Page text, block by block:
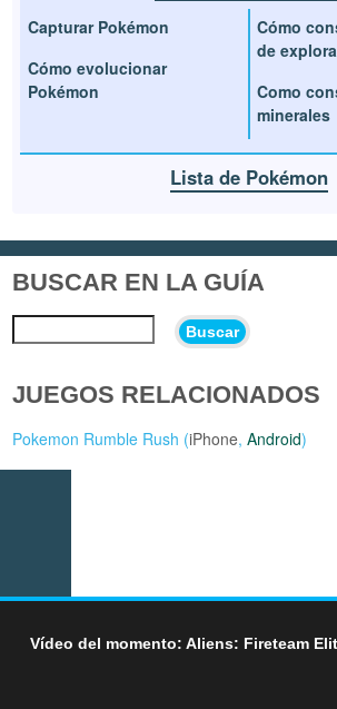
Capturar Pokémon
Cómo evolucionar
Pokémon
Cómo
de
Como
minerales
Lista de Pokémon
BUSCAR EN LA GUÍA
Buscar
JUEGOS RELACIONADOS
Pokemon Rumble Rush (iPhone,Android)
Vídeo del momento: Aliens: Fireteam